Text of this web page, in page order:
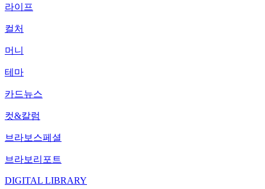
라이프
컬처
머니
테마
카드뉴스
컷&칼럼
브라보스페셜
브라보리포트
DIGITAL LIBRARY